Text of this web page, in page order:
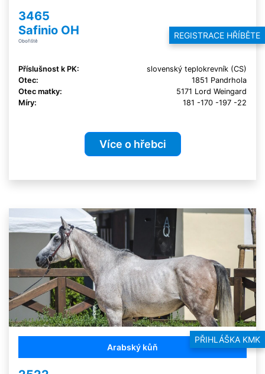
REGISTRACE HŘÍBĚTE
PŘIHLÁŠKA KMK
3465
Safinio OH
Obořiště
Příslušnost k PK:
slovenský teplokrevník (CS)
Otec:
1851 Pandrhola
Otec matky:
5171 Lord Weingard
Míry:
181 -170 -197 -22
Více o hřebci
Arabský kůň